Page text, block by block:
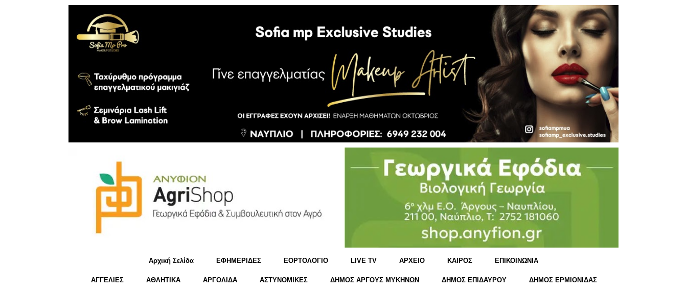
Αρχική Σελίδα ΕΦΗΜΕΡΙΔΕΣ ΕΟΡΤΟΛΟΓΙΟ LIVE TV ΑΡΧΕΙΟ KΑΙΡΟΣ ΕΠΙΚΟΙΝΩΝΙΑ
ΑΓΓΕΛΙΕΣ ΑΘΛΗΤΙΚΑ ΑΡΓΟΛΙΔΑ ΑΣΤΥΝΟΜΙΚΕΣ ΔΗΜΟΣ ΑΡΓΟΥΣ ΜΥΚΗΝΩΝ ΔΗΜΟΣ ΕΠΙΔΑΥΡΟΥ ΔΗΜΟΣ ΕΡΜΙΟΝΙΔΑΣ